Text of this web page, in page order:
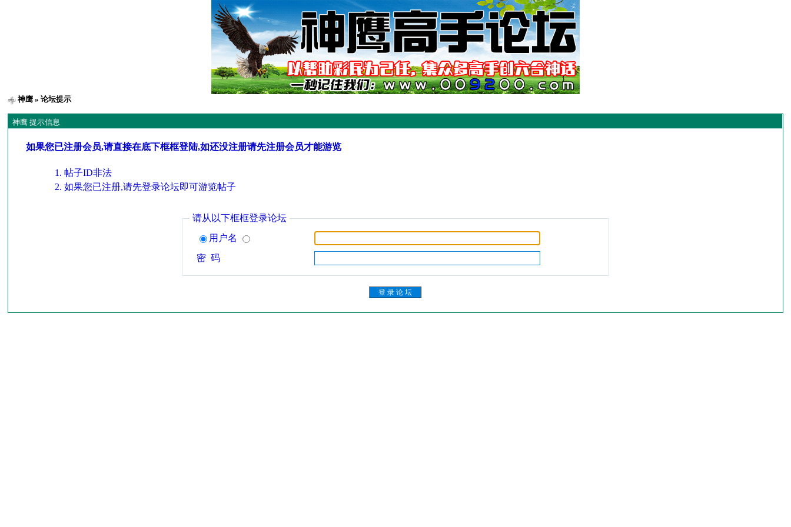
神鹰 » 论坛提示
神鹰 提示信息
如果您已注册会员,请直接在底下框框登陆,如还没注册请先注册会员才能游览
帖子ID非法
如果您已注册,请先登录论坛即可游览帖子
请从以下框框登录论坛
用户名
密 码